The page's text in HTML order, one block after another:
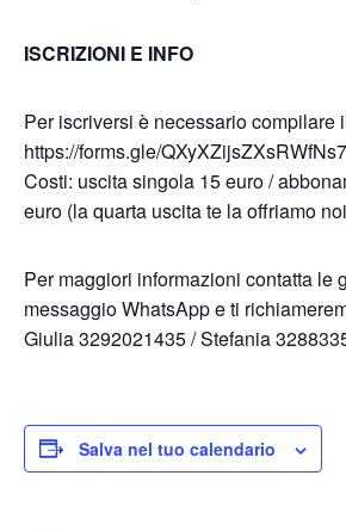
ISCRIZIONI E INFO
Per iscriversi è necessario compilare
https://forms.gle/QXyXZijsZXsRWfNs7
Costi: uscita singola 15 euro /
euro (la quarta uscita te la offriamo
Per maggiori informazioni contatta le
messaggio WhatsApp e ti
Giulia 3292021435 / Stefania
Salva nel tuo calendario